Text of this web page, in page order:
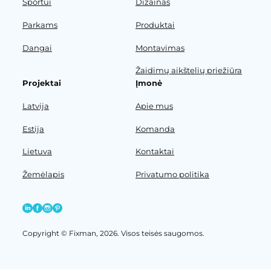
Sportui
Parkams
Dangai
Dizainas
Produktai
Montavimas
Žaidimų aikštelių priežiūra
Projektai
Latvija
Estija
Lietuva
Žemėlapis
Įmonė
Apie mus
Komanda
Kontaktai
Privatumo politika
Copyright © Fixman, 2026. Visos teisės saugomos.